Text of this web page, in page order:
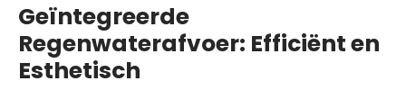
Geïntegreerde
Regenwaterafvoer: Efficiënt en
Esthetisch